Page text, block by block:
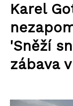
Karel
'Sněží
zábava